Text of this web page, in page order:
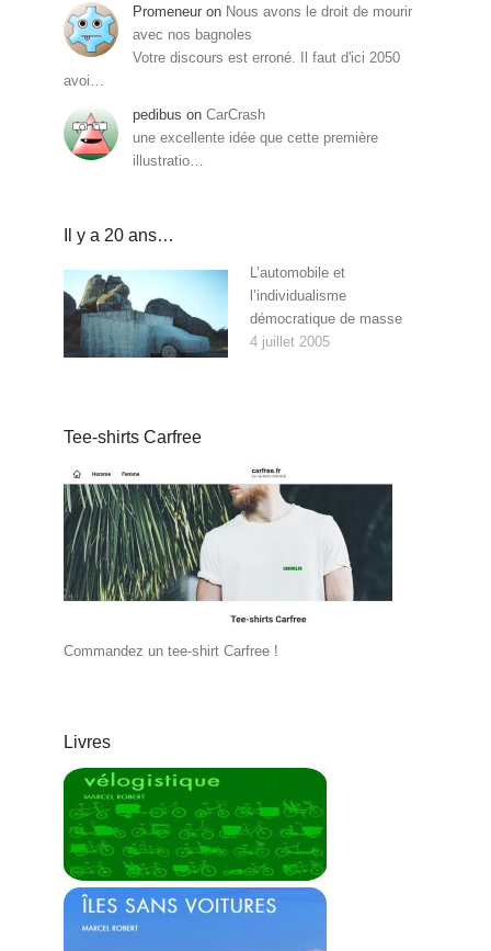
Promeneur on Nous avons le droit de mourir
avec nos bagnoles
Votre discours est erroné. Il faut d'ici 2050
avoi…
pedibus on CarCrash
une excellente idée que cette première
illustratio…
Il y a 20 ans…
L’automobile et
l’individualisme
démocratique de masse
4 juillet 2005
Tee-shirts Carfree
Commandez un tee-shirt Carfree !
Livres